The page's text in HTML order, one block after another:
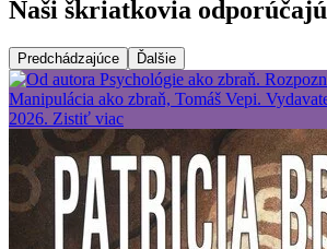
Naši škriatkovia odporúčajú
Predchádzajúce Ďalšie